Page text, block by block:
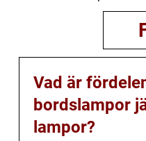
Vad är
bordslampor
lampor?